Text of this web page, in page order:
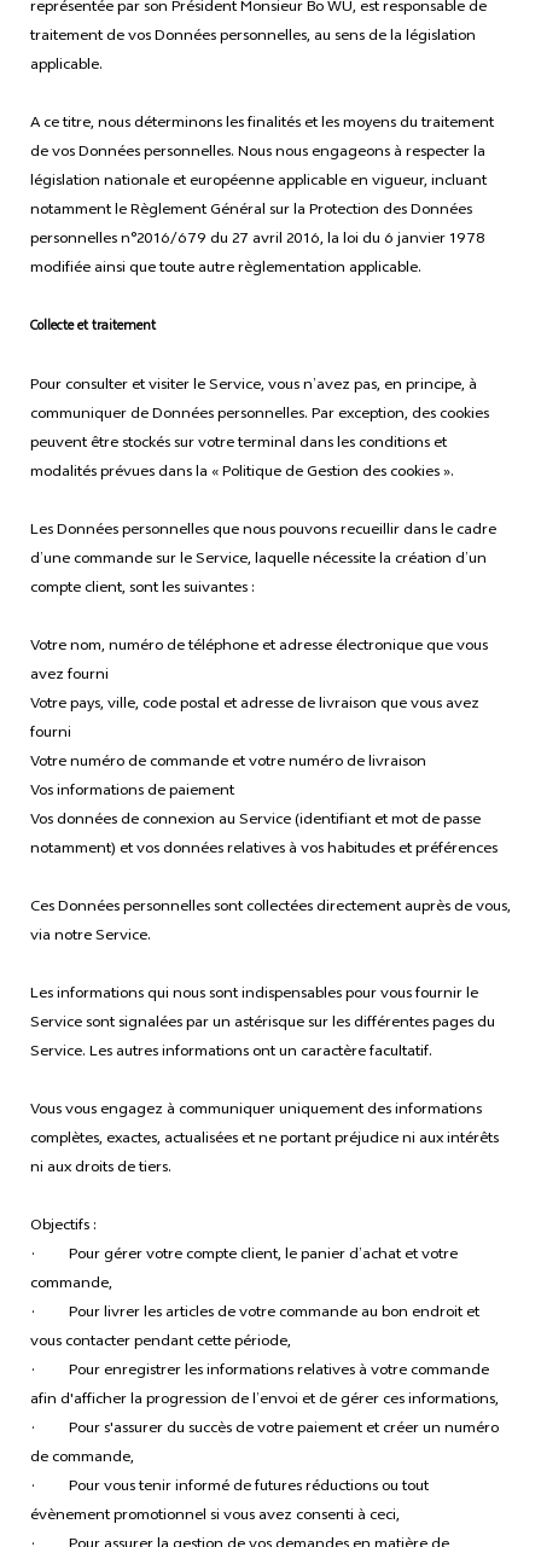
représentée par son Président Monsieur Bo WU, est responsable de
traitement de vos Données personnelles, au sens de la législation
applicable.
A ce titre, nous déterminons les finalités et les moyens du traitement
de vos Données personnelles. Nous nous engageons à respecter la
législation nationale et européenne applicable en vigueur, incluant
notamment le Règlement Général sur la Protection des Données
personnelles n°2016/679 du 27 avril 2016, la loi du 6 janvier 1978
modifiée ainsi que toute autre règlementation applicable.
Collecte et traitement
Pour consulter et visiter le Service, vous n’avez pas, en principe, à
communiquer de Données personnelles. Par exception, des cookies
peuvent être stockés sur votre terminal dans les conditions et
modalités prévues dans la « Politique de Gestion des cookies ».
Les Données personnelles que nous pouvons recueillir dans le cadre
d’une commande sur le Service, laquelle nécessite la création d’un
compte client, sont les suivantes :
Votre nom, numéro de téléphone et adresse électronique que vous
avez fourni
Votre pays, ville, code postal et adresse de livraison que vous avez
fourni
Votre numéro de commande et votre numéro de livraison
Vos informations de paiement
Vos données de connexion au Service (identifiant et mot de passe
notamment) et vos données relatives à vos habitudes et préférences
Ces Données personnelles sont collectées directement auprès de vous,
via notre Service.
Les informations qui nous sont indispensables pour vous fournir le
Service sont signalées par un astérisque sur les différentes pages du
Service. Les autres informations ont un caractère facultatif.
Vous vous engagez à communiquer uniquement des informations
complètes, exactes, actualisées et ne portant préjudice ni aux intérêts
ni aux droits de tiers.
Objectifs :
· Pour gérer votre compte client, le panier d’achat et votre
commande,
· Pour livrer les articles de votre commande au bon endroit et
vous contacter pendant cette période,
· Pour enregistrer les informations relatives à votre commande
afin d'afficher la progression de l’envoi et de gérer ces informations,
· Pour s'assurer du succès de votre paiement et créer un numéro
de commande,
· Pour vous tenir informé de futures réductions ou tout
évènement promotionnel si vous avez consenti à ceci,